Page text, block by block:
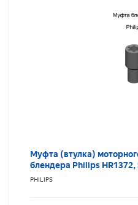
Муфта (втулка)
блендера Philips HR1372,
PHILIPS